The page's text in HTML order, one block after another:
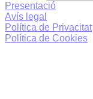
Presentació
Avís legal
Política de Privacitat
Política de Cookies